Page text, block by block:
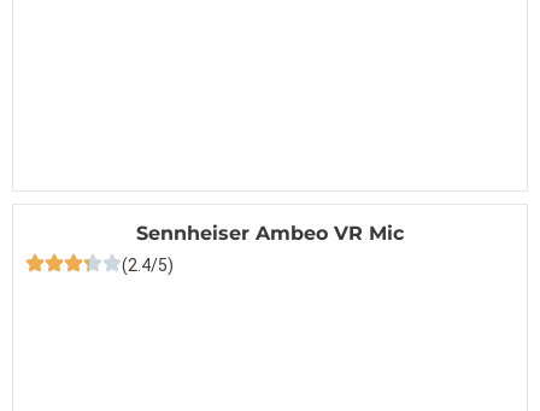
Sennheiser Ambeo VR Mic
(2.4/5)